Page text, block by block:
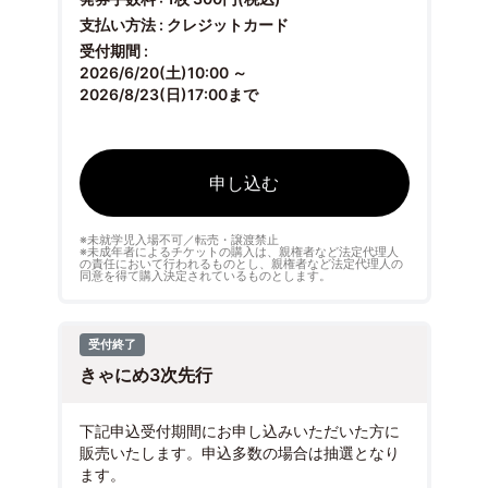
支払い方法 : クレジットカード
受付期間 :
2026/6/20(土)10:00 ～
2026/8/23(日)17:00まで
申し込む
※未就学児入場不可／転売・譲渡禁止
※未成年者によるチケットの購入は、親権者など法定代理人
の責任において行われるものとし、親権者など法定代理人の
同意を得て購入決定されているものとします。
受付終了
きゃにめ3次先行
下記申込受付期間にお申し込みいただいた方に
販売いたします。申込多数の場合は抽選となり
ます。